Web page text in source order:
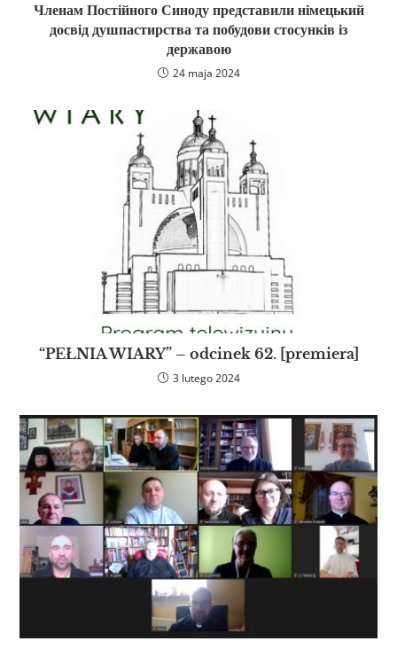
Членам Постійного Синоду представили німецький
досвід душпастирства та побудови стосунків із
державою
24 maja 2024
“PEŁNIA WIARY” – odcinek 62. [premiera]
3 lutego 2024